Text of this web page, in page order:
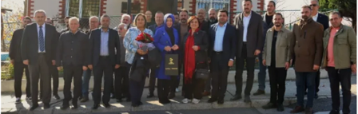
Siyaset
Spor